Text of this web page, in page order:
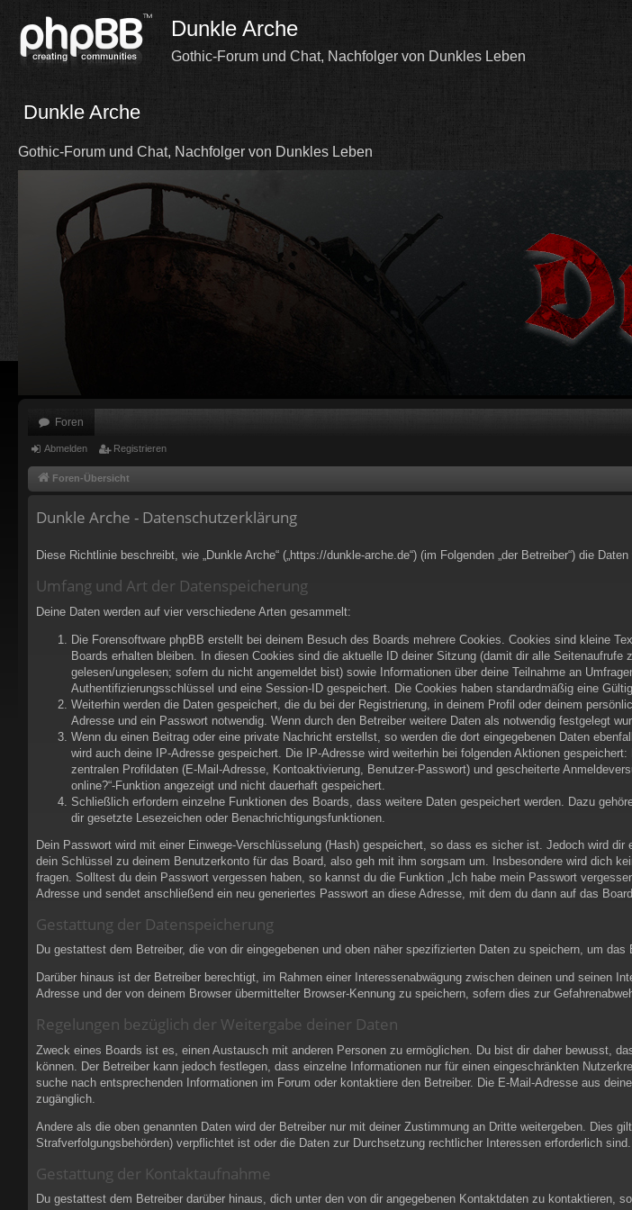
Dunkle Arche
Gothic-Forum und Chat, Nachfolger von Dunkles Leben
Dunkle Arche
Gothic-Forum und Chat, Nachfolger von Dunkles Leben
Foren
Abmelden Registrieren
Foren-Übersicht
Dunkle Arche - Datenschutzerklärung
Diese Richtlinie beschreibt, wie „Dunkle Arche“ („https://dunkle-arche.de“) (im Folgenden „der Betreiber“) die
Umfang und Art der Datenspeicherung
Deine Daten werden auf vier verschiedene Arten gesammelt:
Die Forensoftware phpBB erstellt bei deinem Besuch des Boards mehrere Cookies. Cookies sind kleine
Boards erhalten bleiben. In diesen Cookies sind die aktuelle ID deiner Sitzung (damit dir alle
gelesen/ungelesen; sofern du nicht angemeldet bist) sowie Informationen über deine Teilnahme an
Authentifizierungsschlüssel und eine Session-ID gespeichert. Die Cookies haben standardmäßig eine
Weiterhin werden die Daten gespeichert, die du bei der Registrierung, in deinem Profil oder deinem
Adresse und ein Passwort notwendig. Wenn durch den Betreiber weitere Daten als notwendig festgelegt
Wenn du einen Beitrag oder eine private Nachricht erstellst, so werden die dort eingegebenen Daten
wird auch deine IP-Adresse gespeichert. Die IP-Adresse wird weiterhin bei folgenden Aktionen
zentralen Profildaten (E-Mail-Adresse, Kontoaktivierung, Benutzer-Passwort) und gescheiterte
online?“-Funktion angezeigt und nicht dauerhaft gespeichert.
Schließlich erfordern einzelne Funktionen des Boards, dass weitere Daten gespeichert werden. Dazu
dir gesetzte Lesezeichen oder Benachrichtigungsfunktionen.
Dein Passwort wird mit einer Einwege-Verschlüsselung (Hash) gespeichert, so dass es sicher ist. Jedoch wird
dein Schlüssel zu deinem Benutzerkonto für das Board, also geh mit ihm sorgsam um. Insbesondere wird dich
fragen. Solltest du dein Passwort vergessen haben, so kannst du die Funktion „Ich habe mein Passwort
Adresse und sendet anschließend ein neu generiertes Passwort an diese Adresse, mit dem du dann auf das
Gestattung der Datenspeicherung
Du gestattest dem Betreiber, die von dir eingegebenen und oben näher spezifizierten Daten zu speichern, um das
Darüber hinaus ist der Betreiber berechtigt, im Rahmen einer Interessenabwägung zwischen deinen und seinen
Adresse und der von deinem Browser übermittelter Browser-Kennung zu speichern, sofern dies zur
Regelungen bezüglich der Weitergabe deiner Daten
Zweck eines Boards ist es, einen Austausch mit anderen Personen zu ermöglichen. Du bist dir daher bewusst,
können. Der Betreiber kann jedoch festlegen, dass einzelne Informationen nur für einen eingeschränkten
suche nach entsprechenden Informationen im Forum oder kontaktiere den Betreiber. Die E-Mail-Adresse aus
zugänglich.
Andere als die oben genannten Daten wird der Betreiber nur mit deiner Zustimmung an Dritte weitergeben. Dies
Strafverfolgungsbehörden) verpflichtet ist oder die Daten zur Durchsetzung rechtlicher Interessen erforderlich sind.
Gestattung der Kontaktaufnahme
Du gestattest dem Betreiber darüber hinaus, dich unter den von dir angegebenen Kontaktdaten zu kontaktieren,